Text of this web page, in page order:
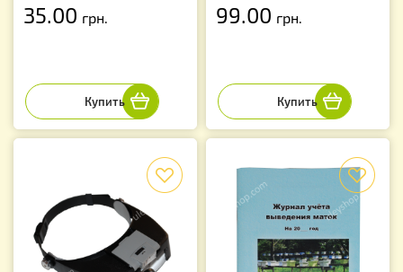
35.00 грн. 99.00 грн.